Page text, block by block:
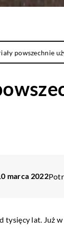
powszechnie
marca 2022
tysięcy lat. Już